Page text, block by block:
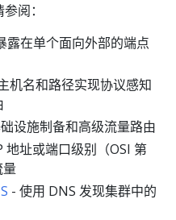
阅：
露在单个面向外部的端点
机名和路径实现协议感知
设施制备和高级流量路由
地址或端口级别（OSI 第
- 使用 DNS 发现集群中的